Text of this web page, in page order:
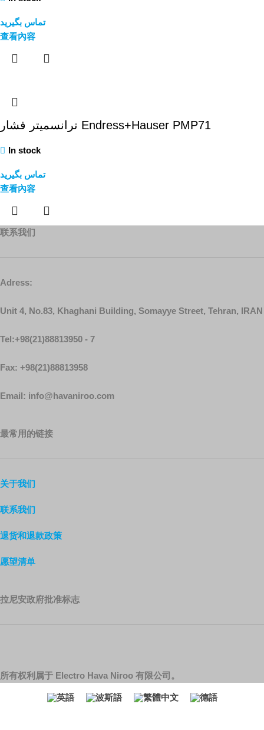
تماس بگیرید
查看內容
ترانسمیتر فشار Endress+Hauser PMP71
In stock
تماس بگیرید
查看內容
联系我们
Adress:
Unit 4, No.83, Khaghani Building, Somayye Street, Tehran, IRAN
Tel:+98(21)88813950 - 7
Fax: +98(21)88813958
Email: info@havaniroo.com
最常用的链接
关于我们
联系我们
退货和退款政策
愿望清单
拉尼安政府批准标志
所有权利属于 Electro Hava Niroo 有限公司。